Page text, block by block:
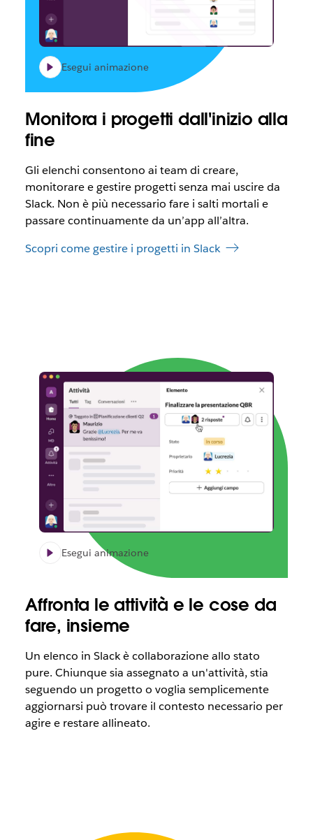
Esegui animazione
Monitora i progetti dall'inizio alla
fine
Gli elenchi consentono ai team di creare,
monitorare e gestire progetti senza mai uscire da
Slack. Non è più necessario fare i salti mortali e
passare continuamente da un’app all’altra.
Scopri come gestire i progetti in Slack
Esegui animazione
Affronta le attività e le cose da
fare, insieme
Un elenco in Slack è collaborazione allo stato
pure. Chiunque sia assegnato a un'attività, stia
seguendo un progetto o voglia semplicemente
aggiornarsi può trovare il contesto necessario per
agire e restare allineato.